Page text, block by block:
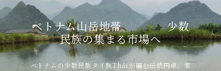
ベトナム山岳地帯 少数
民族の集まる市場へ
ベトナムの少数民族タイ族Tháiが編む伝統円卓。家